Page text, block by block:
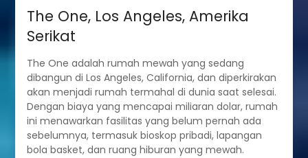
The One, Los Angeles, Amerika
Serikat
The One adalah rumah mewah yang sedang
dibangun di Los Angeles, California, dan diperkirakan
akan menjadi rumah termahal di dunia saat selesai.
Dengan biaya yang mencapai miliaran dolar, rumah
ini menawarkan fasilitas yang belum pernah ada
sebelumnya, termasuk bioskop pribadi, lapangan
bola basket, dan ruang hiburan yang mewah.